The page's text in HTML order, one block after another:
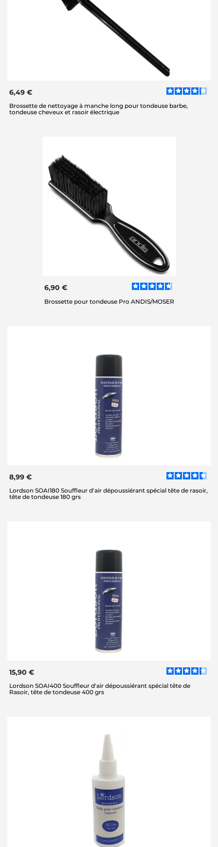
6,49 €
Brossette de nettoyage à manche long pour tondeuse barbe,
tondeuse cheveux et rasoir électrique
6,90 €
Brossette pour tondeuse Pro ANDIS/MOSER
8,99 €
Lordson SOAI180 Souffleur d'air dépoussiérant spécial tête de rasoir,
tête de tondeuse 180 grs
15,90 €
Lordson SOAI400 Souffleur d'air dépoussiérant spécial tête de
Rasoir, tête de tondeuse 400 grs